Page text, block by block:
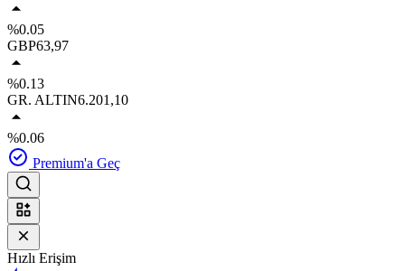
%0.05
GBP63,97
%0.13
GR. ALTIN6.201,10
%0.06
Premium'a Geç
Hızlı Erişim